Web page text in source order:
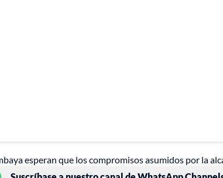
esperan que los compromisos asumidos por la